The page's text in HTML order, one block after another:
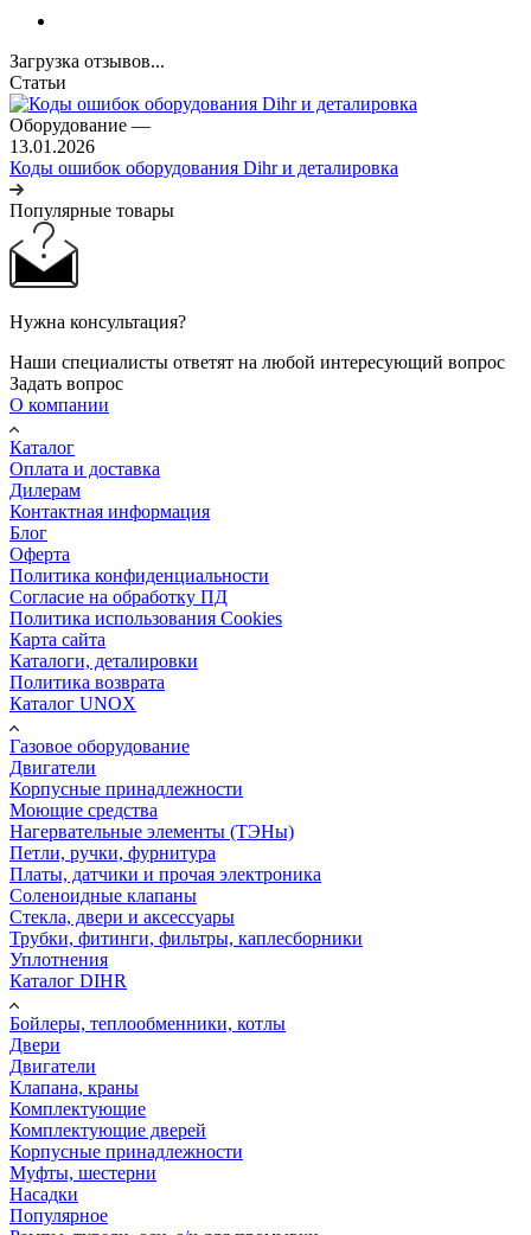
Загрузка отзывов...
Статьи
Оборудование —
13.01.2026
Коды ошибок оборудования Dihr и деталировка
Популярные товары
Нужна консультация?
Наши специалисты ответят на любой интересующий вопрос
Задать вопрос
О компании
Каталог
Оплата и доставка
Дилерам
Контактная информация
Блог
Оферта
Политика конфиденциальности
Согласие на обработку ПД
Политика использования Cookies
Карта сайта
Каталоги, деталировки
Политика возврата
Каталог UNOX
Газовое оборудование
Двигатели
Корпусные принадлежности
Моющие средства
Нагервательные элементы (ТЭНы)
Петли, ручки, фурнитура
Платы, датчики и прочая электроника
Соленоидные клапаны
Стекла, двери и аксессуары
Трубки, фитинги, фильтры, каплесборники
Уплотнения
Каталог DIHR
Бойлеры, теплообменники, котлы
Двери
Двигатели
Клапана, краны
Комплектующие
Комплектующие дверей
Корпусные принадлежности
Муфты, шестерни
Насадки
Популярное